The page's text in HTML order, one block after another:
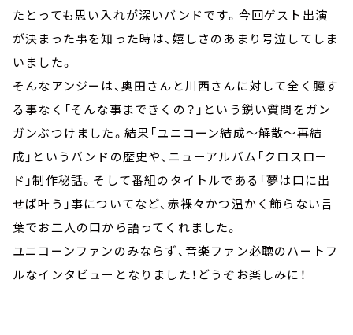
たとっても思い入れが深いバンドです。今回ゲスト出演
が決まった事を知った時は、嬉しさのあまり号泣してしま
いました。
そんなアンジーは、奥田さんと川西さんに対して全く臆す
る事なく「そんな事まできくの？」という鋭い質問をガン
ガンぶつけました。結果「ユニコーン結成～解散～再結
成」というバンドの歴史や、ニューアルバム「クロスロー
ド」制作秘話。そして番組のタイトルである「夢は口に出
せば叶う」事についてなど、赤裸々かつ温かく飾らない言
葉でお二人の口から語ってくれました。
ユニコーンファンのみならず、音楽ファン必聴のハートフ
ルなインタビューとなりました！どうぞお楽しみに！